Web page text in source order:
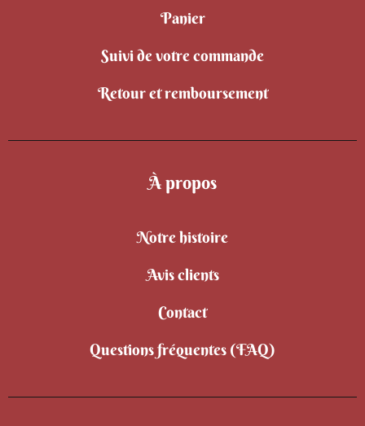
Panier
Suivi de votre commande
Retour et remboursement
À propos
Notre histoire
Avis clients
Contact
Questions fréquentes (FAQ)